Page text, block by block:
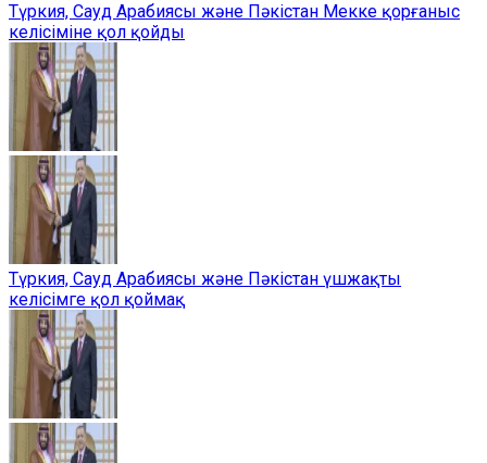
Түркия, Сауд Арабиясы және Пәкістан Мекке қорғаныс
келісіміне қол қойды
Түркия, Сауд Арабиясы және Пәкістан үшжақты
келісімге қол қоймақ